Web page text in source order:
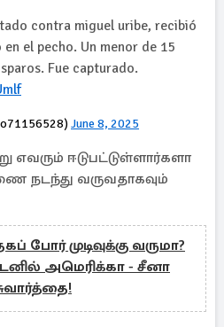
contra miguel uribe, recibió
el pecho. Un menor de 15
Fue capturado.
June 8, 2025
எவரும் ஈடுபட்டுள்ளார்களா
நடந்து வருவதாகவும்
போர் முடிவுக்கு வருமா?
அமெரிக்கா - சீனா